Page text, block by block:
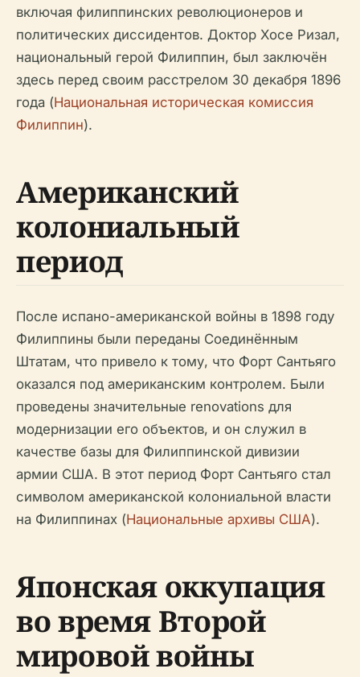
включая филиппинских революционеров и
политических диссидентов. Доктор Хосе Ризал,
национальный герой Филиппин, был заключён
здесь перед своим расстрелом 30 декабря 1896
года (Национальная историческая комиссия
Филиппин).
Американский
колониальный
период
После испано-американской войны в 1898 году
Филиппины были переданы Соединённым
Штатам, что привело к тому, что Форт Сантьяго
оказался под американским контролем. Были
проведены значительные renovations для
модернизации его объектов, и он служил в
качестве базы для Филиппинской дивизии
армии США. В этот период Форт Сантьяго стал
символом американской колониальной власти
на Филиппинах (Национальные архивы США).
Японская оккупация
во время Второй
мировой войны